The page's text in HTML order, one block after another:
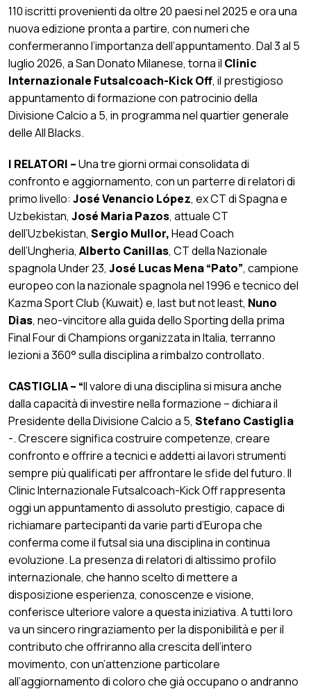
110 iscritti provenienti da oltre 20 paesi nel 2025 e ora una
nuova edizione pronta a partire, con numeri che
confermeranno l’importanza dell’appuntamento. Dal 3 al 5
luglio 2026, a San Donato Milanese, torna il Clinic
Internazionale Futsalcoach-Kick Off, il prestigioso
appuntamento di formazione con patrocinio della
Divisione Calcio a 5, in programma nel quartier generale
delle All Blacks.
I RELATORI –Una tre giorni ormai consolidata di
confronto e aggiornamento, con un parterre di relatori di
primo livello: José Venancio López, ex CT di Spagna e
Uzbekistan, José Maria Pazos, attuale CT
dell’Uzbekistan, Sergio Mullor,Head Coach
dell’Ungheria, Alberto Canillas, CT della Nazionale
spagnola Under 23, José Lucas Mena “Pato”, campione
europeo con la nazionale spagnola nel 1996 e tecnico del
Kazma Sport Club (Kuwait) e, last but not least, Nuno
Dias, neo-vincitore alla guida dello Sporting della prima
Final Four di Champions organizzata in Italia, terranno
lezioni a 360° sulla disciplina a rimbalzo controllato.
CASTIGLIA – “Il valore di una disciplina si misura anche
dalla capacità di investire nella formazione – dichiara il
Presidente della Divisione Calcio a 5, Stefano Castiglia
-. Crescere significa costruire competenze, creare
confronto e offrire a tecnici e addetti ai lavori strumenti
sempre più qualificati per affrontare le sfide del futuro. Il
Clinic Internazionale Futsalcoach-Kick Off rappresenta
oggi un appuntamento di assoluto prestigio, capace di
richiamare partecipanti da varie parti d’Europa che
conferma come il futsal sia una disciplina in continua
evoluzione. La presenza di relatori di altissimo profilo
internazionale, che hanno scelto di mettere a
disposizione esperienza, conoscenze e visione,
conferisce ulteriore valore a questa iniziativa. A tutti loro
va un sincero ringraziamento per la disponibilità e per il
contributo che offriranno alla crescita dell’intero
movimento, con un’attenzione particolare
all’aggiornamento di coloro che già occupano o andranno